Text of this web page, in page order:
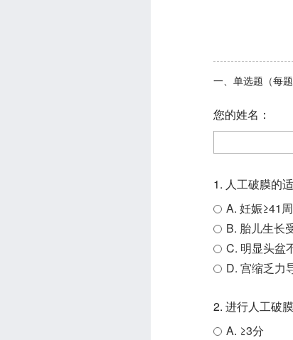
一、单选题（每
您的姓名：
1. 人工破膜的
A. 妊娠≥41
B. 胎儿生长
C. 明显头盆
D. 宫缩乏力
2. 进行人工破
A. ≥3分